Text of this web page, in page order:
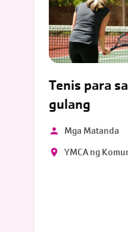
Tenis para
gulang
Mga Matanda
YMCA ng